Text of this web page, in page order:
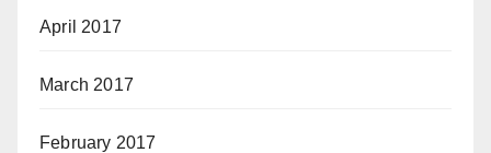
April 2017
March 2017
February 2017